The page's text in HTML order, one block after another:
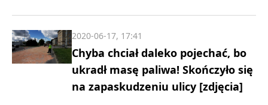
Chyba chciał daleko pojechać, bo
ukradł masę paliwa! Skończyło się
na zapaskudzeniu ulicy [zdjęcia]
2020-06-17, 17:41